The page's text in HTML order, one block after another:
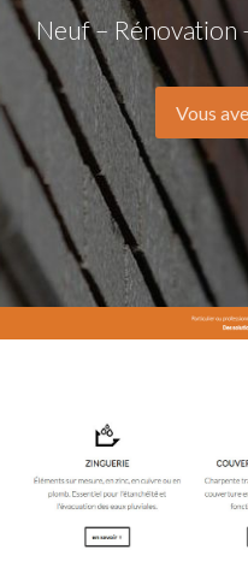
Neuf – Rénovation
Vous